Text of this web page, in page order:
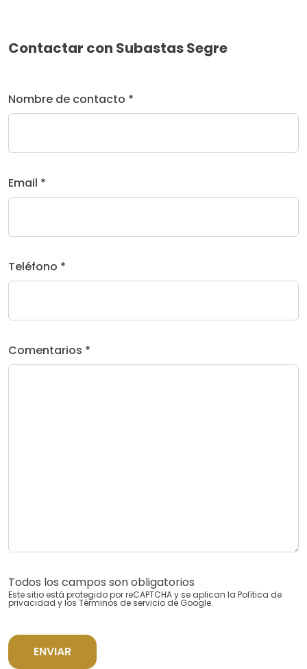
Contactar con Subastas Segre
Nombre de contacto *
Email *
Teléfono *
Comentarios *
Todos los campos son obligatorios
Este sitio está protegido por reCAPTCHA y se aplican la Política de
privacidad y los Términos de servicio de Google.
ENVIAR